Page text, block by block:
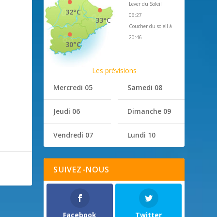
33°C
32°C
30°C
Lever du Soleil
06:27
Coucher du soleil à
20:46
Les prévisions
Mercredi 05
Jeudi 06
Vendredi 07
Samedi 08
Dimanche 09
Lundi 10
SUIVEZ-NOUS
Facebook Twitter